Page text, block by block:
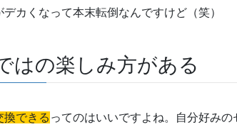
カくなって本末転倒なんですけど（笑）
はの楽しみ方がある
換できる ってのはいいですよね。自分好みの